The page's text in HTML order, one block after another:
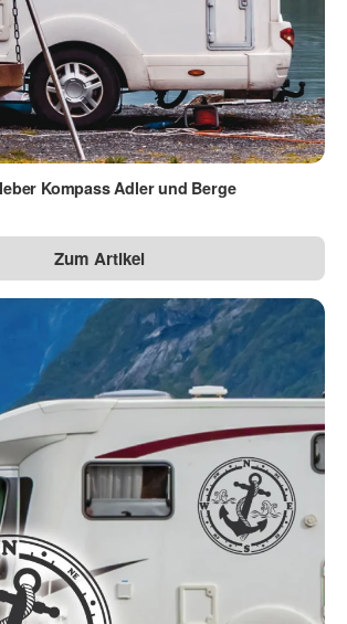
Kompass Adler und Berge
Zum Artikel